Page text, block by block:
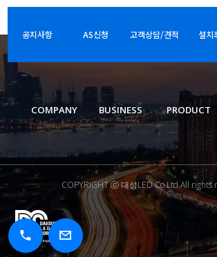
공지사항 AS신청 고객상담/견적 설치
COMPANY BUSINESS PRODUCT
COPYRIGHT ⓒ 대성LED Co.Ltd.All rights